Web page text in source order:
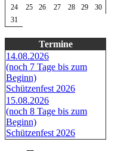
24
25 26 27 28 29
30
31
Termine
14.08.2026
(noch 7 Tage bis zum
Beginn)
Schützenfest 2026
15.08.2026
(noch 8 Tage bis zum
Beginn)
Schützenfest 2026